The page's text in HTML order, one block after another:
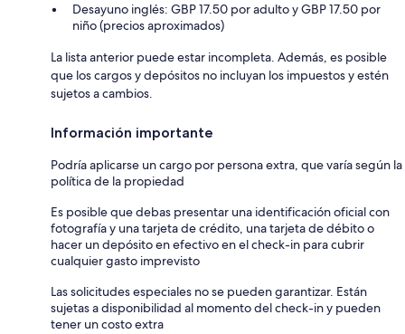
Desayuno inglés: GBP 17.50 por adulto y GBP 17.50 por
niño (precios aproximados)
La lista anterior puede estar incompleta. Además, es posible
que los cargos y depósitos no incluyan los impuestos y estén
sujetos a cambios.
Información importante
Podría aplicarse un cargo por persona extra, que varía según la
política de la propiedad
Es posible que debas presentar una identificación oficial con
fotografía y una tarjeta de crédito, una tarjeta de débito o
hacer un depósito en efectivo en el check-in para cubrir
cualquier gasto imprevisto
Las solicitudes especiales no se pueden garantizar. Están
sujetas a disponibilidad al momento del check-in y pueden
tener un costo extra